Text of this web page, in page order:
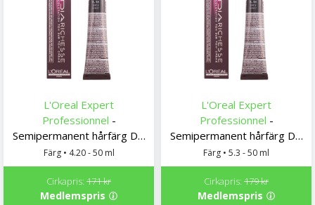
L'Oreal Expert
Professionnel -
Semipermanent hårfärg Dia
Richesse L'Oreal Expert
Professionnel
Färg • 4.20 - 50 ml
Medlemspris
Cirkapris: 171 kr
L'Oreal Expert
Professionnel -
Semipermanent hårfärg Dia
Richesse L'Oreal Expert
Professionnel
Färg • 5.3 - 50 ml
Medlemspris
Cirkapris: 179 kr